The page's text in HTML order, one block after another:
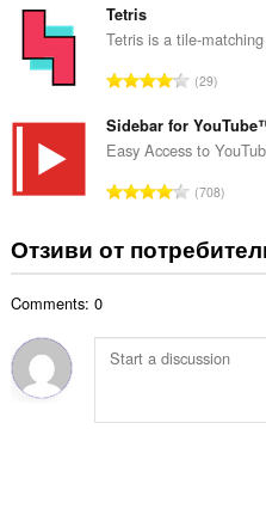
и
ц
е
н
к
и
б
о
о
ц
е
н
и
:
Tetris
Tetris is a tile-
О
щ
б
о
о
ц
к
и
29
Sidebar for
Easy Access to
О
щ
б
й
о
н
708
Отзиви от
Comments: 0